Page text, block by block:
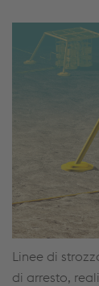
Linee di
di arresto,